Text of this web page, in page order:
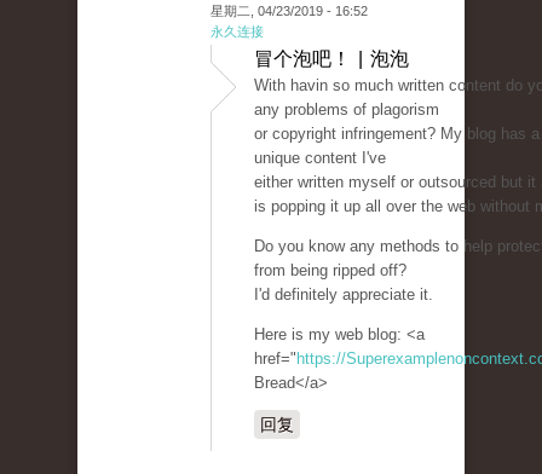
星期二, 04/23/2019 - 16:52
永久连接
冒个泡吧！ | 泡泡
With havin so much written content do
any problems of plagorism
or copyright infringement? My blog has
unique content I've
either written myself or outsourced but it
is popping it up all over the web without
Do you know any methods to help
from being ripped off?
I'd definitely appreciate it.
Here is my web blog: <a
href=" https://
Bread</a>
回复